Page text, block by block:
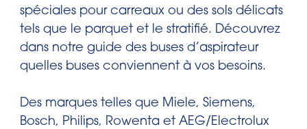
spéciales pour carreaux ou des sols délicats
tels que le parquet et le stratifié. Découvrez
dans notre guide des buses d’aspirateur
quelles buses conviennent à vos besoins.
Des marques telles que Miele, Siemens,
Bosch, Philips, Rowenta et AEG/Electrolux